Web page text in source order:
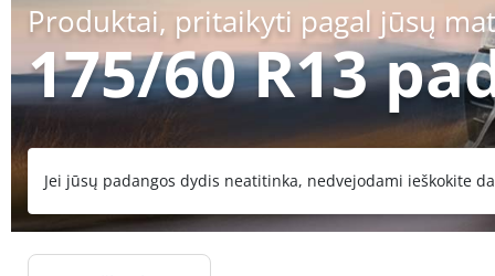
Produktai, pritaikyti pagal jūsų
175/60 R13
Jei jūsų padangos dydis neatitinka, nedvejodami ieškokite